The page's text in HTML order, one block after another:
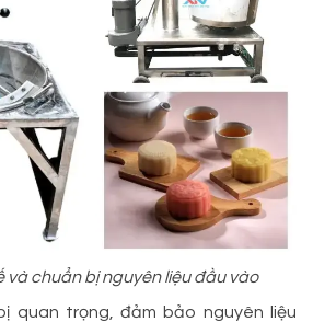
và chuẩn bị nguyên liệu đầu vào
quan trọng, đảm bảo nguyên liệu